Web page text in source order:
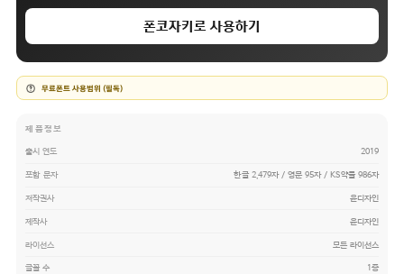
폰코자키로 사용하기
무료폰트 사용범위 (필독)
제품정보
출시 연도 2019
포함 문자 한글 2,479자 / 영문 95자 / KS약물 986자
저작권사 윤디자인
제작사 윤디자인
라이선스 모든 라이선스
글꼴 수 1종